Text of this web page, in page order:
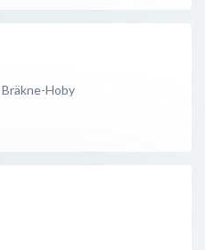
Bräkne-Hoby